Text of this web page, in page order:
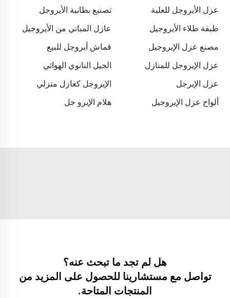
عزل الأيروجل للعلية
تصنيع بطانية الأيروجل
طبقة طلاء الأيروجيل
عازل المباني من الأيروجيل
مصنع عزل الإيروجيل
قماش أيروجل للبيع
عزل الإيروجل للمنازل
الجيل النانوي الهوائي
عزل الإيرجل
الإيروجل كعازل منزلي
ألواح عزل الإيروجيل
هلام الإيرو جل
هل لم تجد ما تبحث عنه؟
تواصل مع مستشارينا للحصول على المزيد من
المنتجات المتاحة.